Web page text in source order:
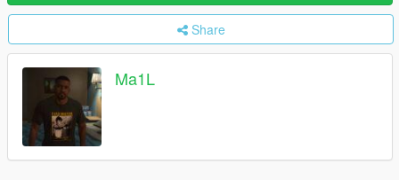
Share
Ma1L